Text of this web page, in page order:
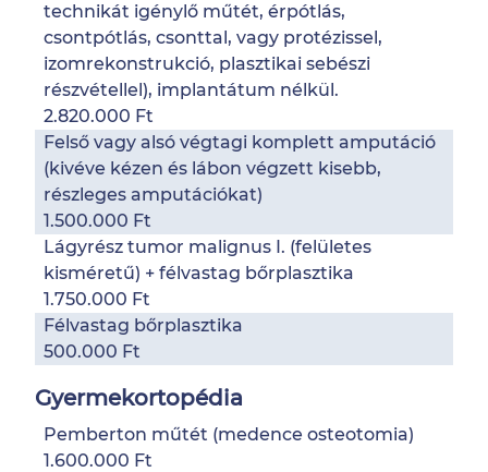
technikát igénylő műtét, érpótlás,
csontpótlás, csonttal, vagy protézissel,
izomrekonstrukció, plasztikai sebészi
részvétellel), implantátum nélkül.
2.820.000 Ft
Felső vagy alsó végtagi komplett amputáció
(kivéve kézen és lábon végzett kisebb,
részleges amputációkat)
1.500.000 Ft
Lágyrész tumor malignus I. (felületes
kisméretű) + félvastag bőrplasztika
1.750.000 Ft
Félvastag bőrplasztika
500.000 Ft
Gyermekortopédia
Pemberton műtét (medence osteotomia)
1.600.000 Ft